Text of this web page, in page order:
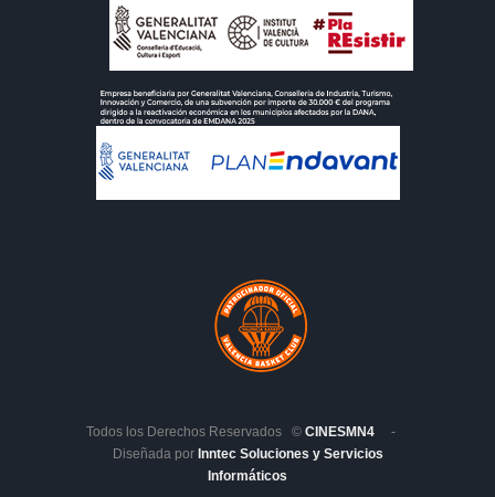
Todos los Derechos Reservados © CINESMN4 -
Diseñada por Inntec Soluciones y Servicios
Informáticos